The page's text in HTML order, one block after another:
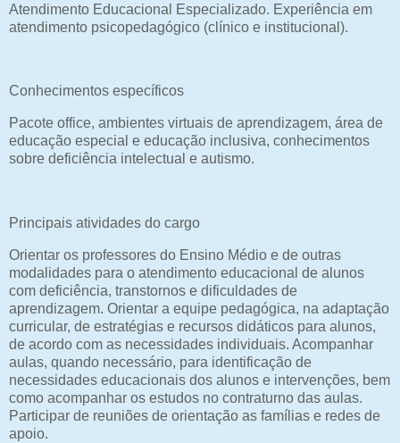
Atendimento Educacional Especializado. Experiência em
atendimento psicopedagógico (clínico e institucional).
Conhecimentos específicos
Pacote office, ambientes virtuais de aprendizagem, área de
educação especial e educação inclusiva, conhecimentos
sobre deficiência intelectual e autismo.
Principais atividades do cargo
Orientar os professores do Ensino Médio e de outras
modalidades para o atendimento educacional de alunos
com deficiência, transtornos e dificuldades de
aprendizagem. Orientar a equipe pedagógica, na adaptação
curricular, de estratégias e recursos didáticos para alunos,
de acordo com as necessidades individuais. Acompanhar
aulas, quando necessário, para identificação de
necessidades educacionais dos alunos e intervenções, bem
como acompanhar os estudos no contraturno das aulas.
Participar de reuniões de orientação as famílias e redes de
apoio.